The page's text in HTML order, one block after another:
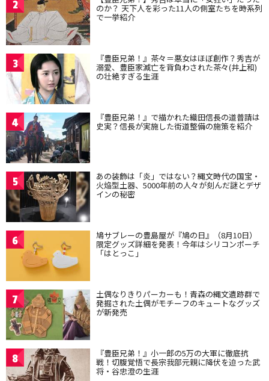
2 のか？ 天下人を彩った11人の側室たちを時系列
で一挙紹介
3 『豊臣兄弟！』茶々＝悪女はほぼ創作？秀吉が
溺愛、豊臣家滅亡を背負わされた茶々(井上和)
の壮絶すぎる生涯
4 『豊臣兄弟！』で描かれた織田信長の道普請は
史実？信長が実施した街道整備の施策を紹介
5 あの装飾は「炎」ではない？縄文時代の国宝・
火焔型土器、5000年前の人々が刻んだ謎とデザ
インの秘密
6 鳩サブレーの豊島屋が『鳩の日』（8月10日）
限定グッズ詳細を発表！今年はシリコンポーチ
「はとっこ」
7 土偶なりきりパーカーも！青森の縄文遺跡群で
発掘された土偶がモチーフのキュートなグッズ
が新発売
8 『豊臣兄弟！』小一郎の5万の大軍に徹底抗
戦！切腹覚悟で長宗我部元親に降伏を迫った武
将・谷忠澄の生涯